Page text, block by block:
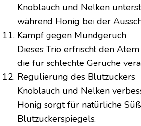
Knoblauch und Nelken
während Honig bei der
Kampf gegen Mundgeruch
Dieses Trio erfrischt den
die für schlechte Gerüche
Regulierung des Blutzuckers
Knoblauch und Nelken
Honig sorgt für natürliche
Blutzuckerspiegels.